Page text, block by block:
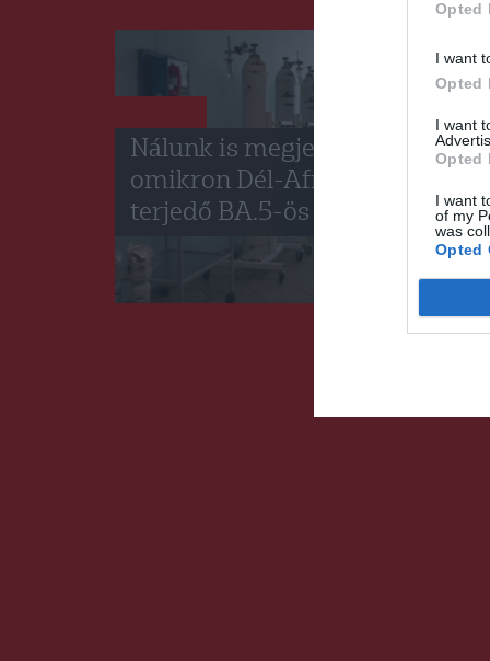
Opted
I want
Opted
I want
Opted
I want
of my
was
Opted
Nálunk is megjelent az
omikron Dél-Afrikában
terjedő BA.5-ös alváltozata